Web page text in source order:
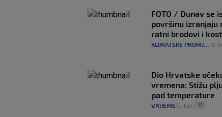
FOTO / Dunav se
površinu izranjaju
ratni brodovi i
KLIMATSKE PROMJENE 5.
Dio Hrvatske
vremena: Stižu
pad temperature
VRIJEME 6. kol. 0